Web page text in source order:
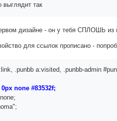
выглядит так
дизайне - он у тебя СПЛОШЬ из
для ссылок прописано -
.punbb a:visited, .punbb-admin
none #83532f;